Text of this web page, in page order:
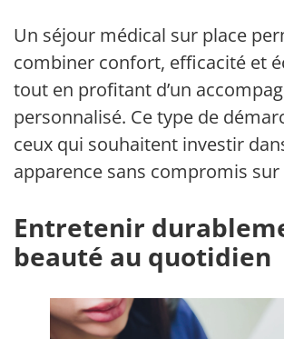
Un séjour médical sur place
combiner confort, efficacité et
tout en profitant d’un
personnalisé. Ce type de
ceux qui souhaitent investir
apparence sans compromis sur
Entretenir
beauté au quotidien